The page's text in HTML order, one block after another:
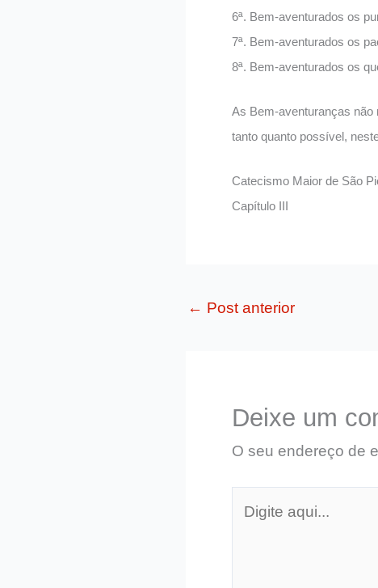
6ª. Bem-aventurados os
7ª. Bem-aventurados os
8ª. Bem-aventurados os
As Bem-aventuranças não
tanto quanto possível,
Catecismo Maior de São
Capítulo III
← Post anterior
Deixe um
O seu endereço de
aqui...